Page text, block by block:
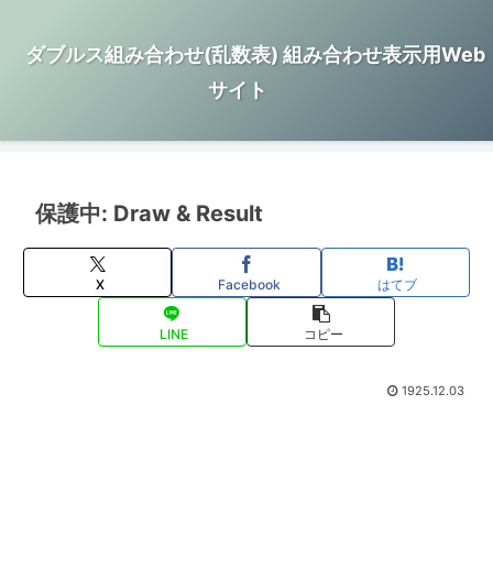
ダブルス組み合わせ(乱数表) 組み合わせ表示用Web
サイト
保護中: Draw & Result
X Facebook はてブ
LINE コピー
1925.12.03